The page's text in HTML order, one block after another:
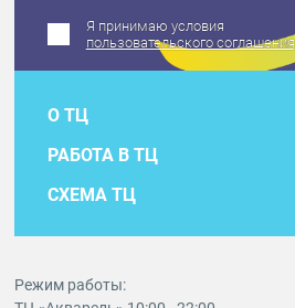
Я принимаю условия
пользовательского соглашения
О ТЦ
РАБОТА В ТЦ
СХЕМА ТЦ
Режим работы: